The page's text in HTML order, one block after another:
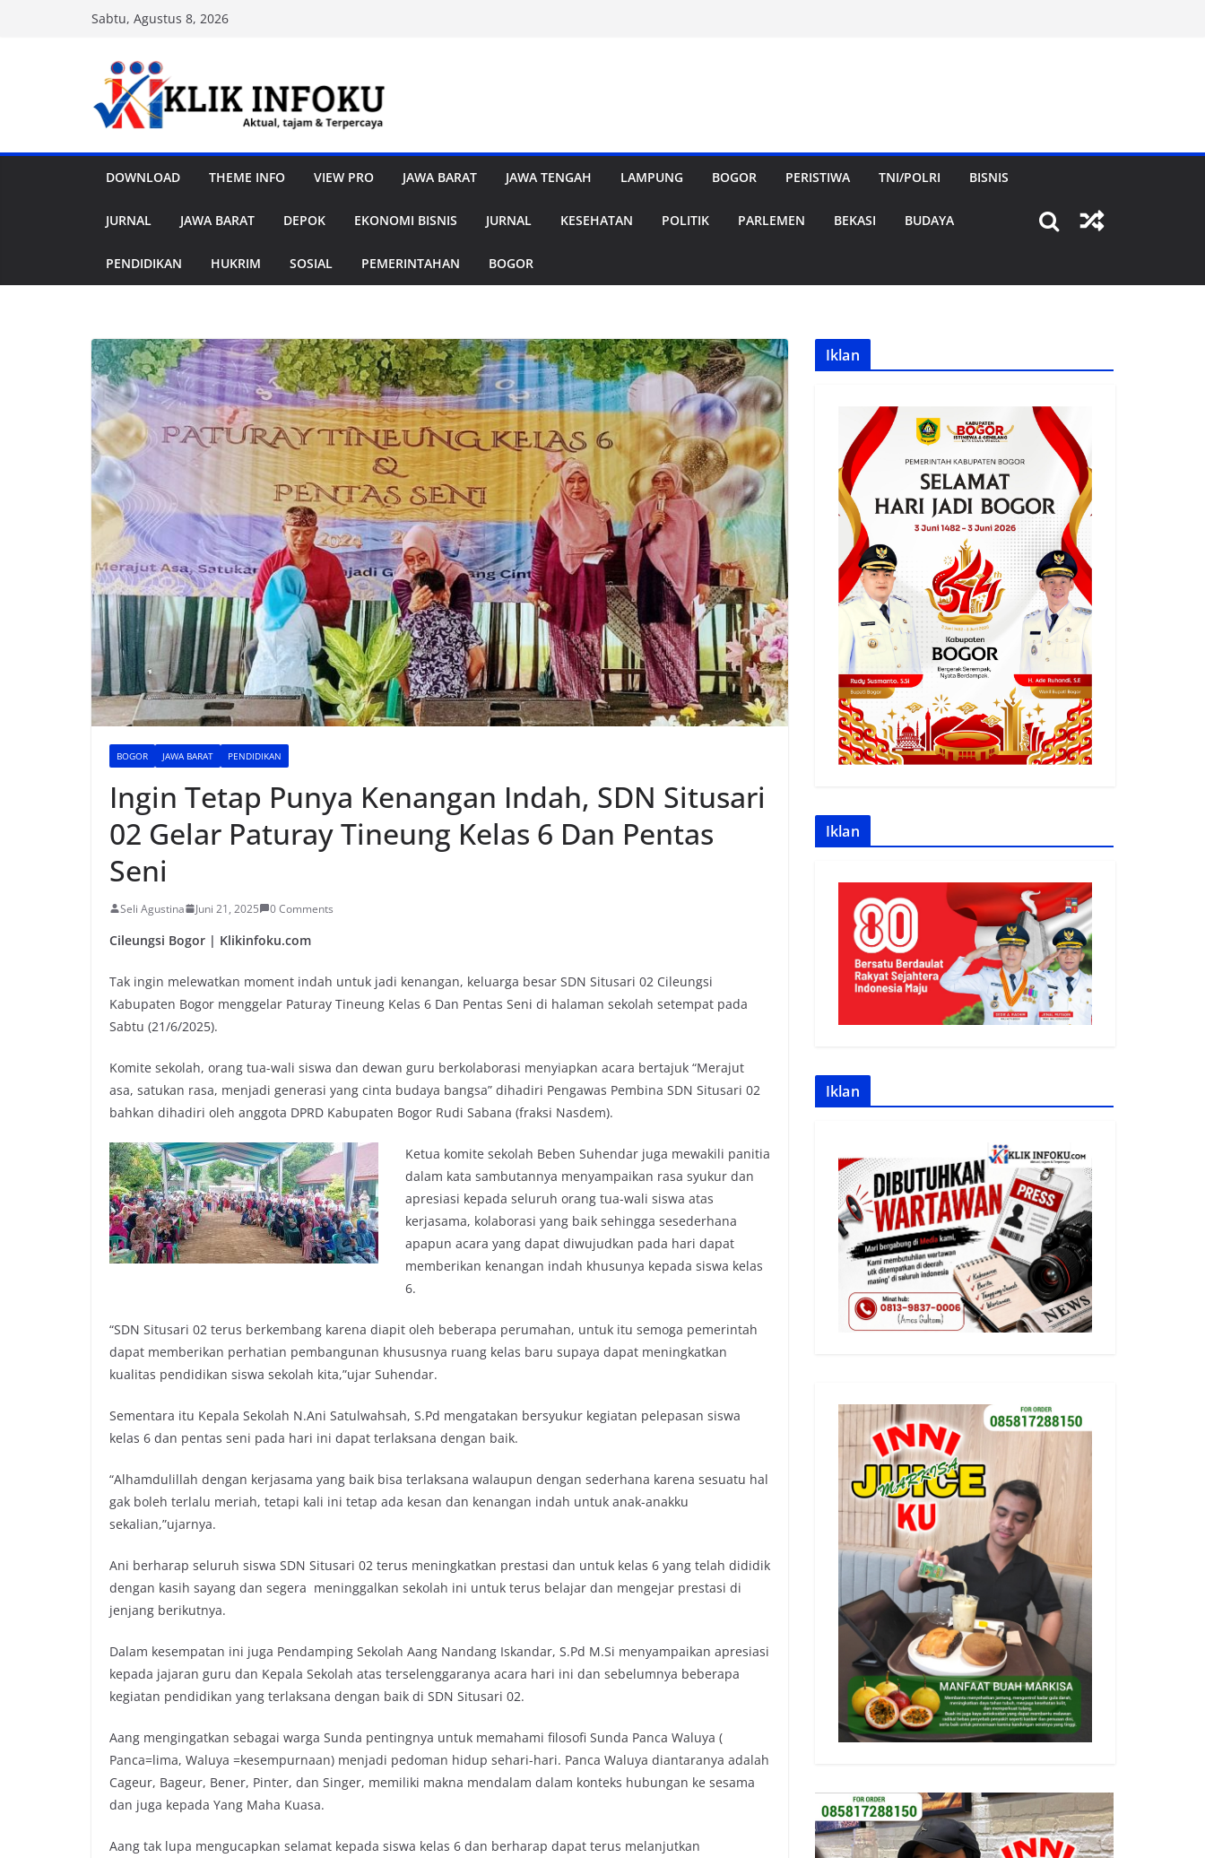
Sabtu, Agustus 8, 2026
DOWNLOAD THEME INFO VIEW PRO JAWA BARAT JAWA TENGAH LAMPUNG BOGOR PERISTIWA TNI/POLRI BISNIS
JURNAL JAWA BARAT DEPOK EKONOMI BISNIS JURNAL KESEHATAN POLITIK PARLEMEN BEKASI BUDAYA
PENDIDIKAN HUKRIM SOSIAL PEMERINTAHAN BOGOR
BOGOR JAWA BARAT PENDIDIKAN
Ingin Tetap Punya Kenangan Indah, SDN Situsari
02 Gelar Paturay Tineung Kelas 6 Dan Pentas
Seni
Seli Agustina Juni 21, 2025 0 Comments
Cileungsi Bogor | Klikinfoku.com
Tak ingin melewatkan moment indah untuk jadi kenangan, keluarga besar SDN Situsari 02 Cileungsi
Kabupaten Bogor menggelar Paturay Tineung Kelas 6 Dan Pentas Seni di halaman sekolah setempat pada
Sabtu (21/6/2025).
Komite sekolah, orang tua-wali siswa dan dewan guru berkolaborasi menyiapkan acara bertajuk “Merajut
asa, satukan rasa, menjadi generasi yang cinta budaya bangsa” dihadiri Pengawas Pembina SDN Situsari 02
bahkan dihadiri oleh anggota DPRD Kabupaten Bogor Rudi Sabana (fraksi Nasdem).
Ketua komite sekolah Beben Suhendar juga mewakili panitia
dalam kata sambutannya menyampaikan rasa syukur dan
apresiasi kepada seluruh orang tua-wali siswa atas
kerjasama, kolaborasi yang baik sehingga sesederhana
apapun acara yang dapat diwujudkan pada hari dapat
memberikan kenangan indah khusunya kepada siswa kelas
6.
“SDN Situsari 02 terus berkembang karena diapit oleh beberapa perumahan, untuk itu semoga pemerintah
dapat memberikan perhatian pembangunan khususnya ruang kelas baru supaya dapat meningkatkan
kualitas pendidikan siswa sekolah kita,”ujar Suhendar.
Sementara itu Kepala Sekolah N.Ani Satulwahsah, S.Pd mengatakan bersyukur kegiatan pelepasan siswa
kelas 6 dan pentas seni pada hari ini dapat terlaksana dengan baik.
“Alhamdulillah dengan kerjasama yang baik bisa terlaksana walaupun dengan sederhana karena sesuatu hal
gak boleh terlalu meriah, tetapi kali ini tetap ada kesan dan kenangan indah untuk anak-anakku
sekalian,”ujarnya.
Ani berharap seluruh siswa SDN Situsari 02 terus meningkatkan prestasi dan untuk kelas 6 yang telah dididik
dengan kasih sayang dan segera meninggalkan sekolah ini untuk terus belajar dan mengejar prestasi di
jenjang berikutnya.
Dalam kesempatan ini juga Pendamping Sekolah Aang Nandang Iskandar, S.Pd M.Si menyampaikan apresiasi
kepada jajaran guru dan Kepala Sekolah atas terselenggaranya acara hari ini dan sebelumnya beberapa
kegiatan pendidikan yang terlaksana dengan baik di SDN Situsari 02.
Aang mengingatkan sebagai warga Sunda pentingnya untuk memahami filosofi Sunda Panca Waluya (
Panca=lima, Waluya =kesempurnaan) menjadi pedoman hidup sehari-hari. Panca Waluya diantaranya adalah
Cageur, Bageur, Bener, Pinter, dan Singer, memiliki makna mendalam dalam konteks hubungan ke sesama
dan juga kepada Yang Maha Kuasa.
Aang tak lupa mengucapkan selamat kepada siswa kelas 6 dan berharap dapat terus melanjutkan
Iklan
Iklan
Iklan